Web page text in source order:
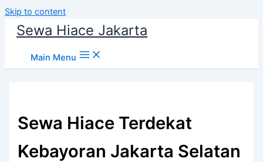
Skip to content
Sewa Hiace Jakarta
Main Menu
Sewa Hiace Terdekat
Kebayoran Jakarta Selatan